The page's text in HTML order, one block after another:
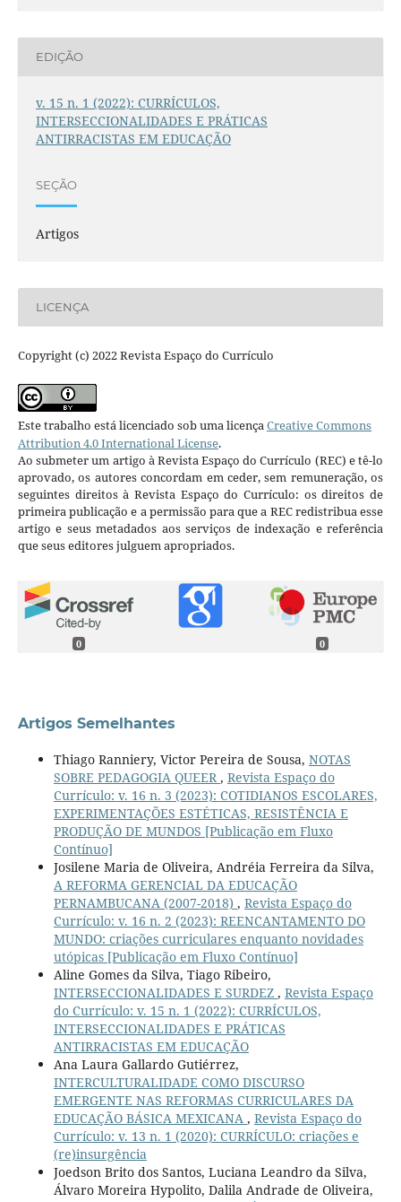
EDIÇÃO
v. 15 n. 1 (2022): CURRÍCULOS,
INTERSECCIONALIDADES E PRÁTICAS
ANTIRRACISTAS EM EDUCAÇÃO
SEÇÃO
Artigos
LICENÇA
Copyright (c) 2022 Revista Espaço do Currículo
Este trabalho está licenciado sob uma licençaCreative Commons
Attribution 4.0 International License.
Ao submeter um artigo à Revista Espaço do Currículo (REC) e tê-lo
aprovado, os autores concordam em ceder, sem remuneração, os
seguintes direitos à Revista Espaço do Currículo: os direitos de
primeira publicação e a permissão para que a REC redistribua esse
artigo e seus metadados aos serviços de indexação e referência
que seus editores julguem apropriados.
0 0
Artigos Semelhantes
Thiago Ranniery, Victor Pereira de Sousa, NOTAS
SOBRE PEDAGOGIA QUEER , Revista Espaço do
Currículo: v. 16 n. 3 (2023): COTIDIANOS ESCOLARES,
EXPERIMENTAÇÕES ESTÉTICAS, RESISTÊNCIA E
PRODUÇÃO DE MUNDOS [Publicação em Fluxo
Contínuo]
Josilene Maria de Oliveira, Andréia Ferreira da Silva,
A REFORMA GERENCIAL DA EDUCAÇÃO
PERNAMBUCANA (2007-2018) , Revista Espaço do
Currículo: v. 16 n. 2 (2023): REENCANTAMENTO DO
MUNDO: criações curriculares enquanto novidades
utópicas [Publicação em Fluxo Contínuo]
Aline Gomes da Silva, Tiago Ribeiro,
INTERSECCIONALIDADES E SURDEZ , Revista Espaço
do Currículo: v. 15 n. 1 (2022): CURRÍCULOS,
INTERSECCIONALIDADES E PRÁTICAS
ANTIRRACISTAS EM EDUCAÇÃO
Ana Laura Gallardo Gutiérrez,
INTERCULTURALIDADE COMO DISCURSO
EMERGENTE NAS REFORMAS CURRICULARES DA
EDUCAÇÃO BÁSICA MEXICANA , Revista Espaço do
Currículo: v. 13 n. 1 (2020): CURRÍCULO: criações e
(re)insurgência
Joedson Brito dos Santos, Luciana Leandro da Silva,
Álvaro Moreira Hypolito, Dalila Andrade de Oliveira,